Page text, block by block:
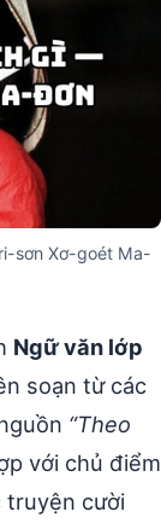
sơn Xơ-goét Ma-
Ngữ văn lớp
soạn từ các
“Theo
với chủ điểm
truyện cười